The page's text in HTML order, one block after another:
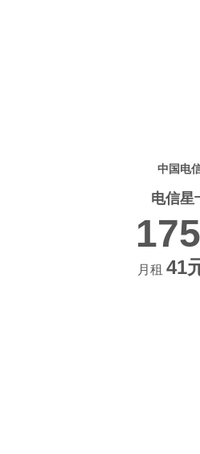
中国电
电信星
175
月租 41